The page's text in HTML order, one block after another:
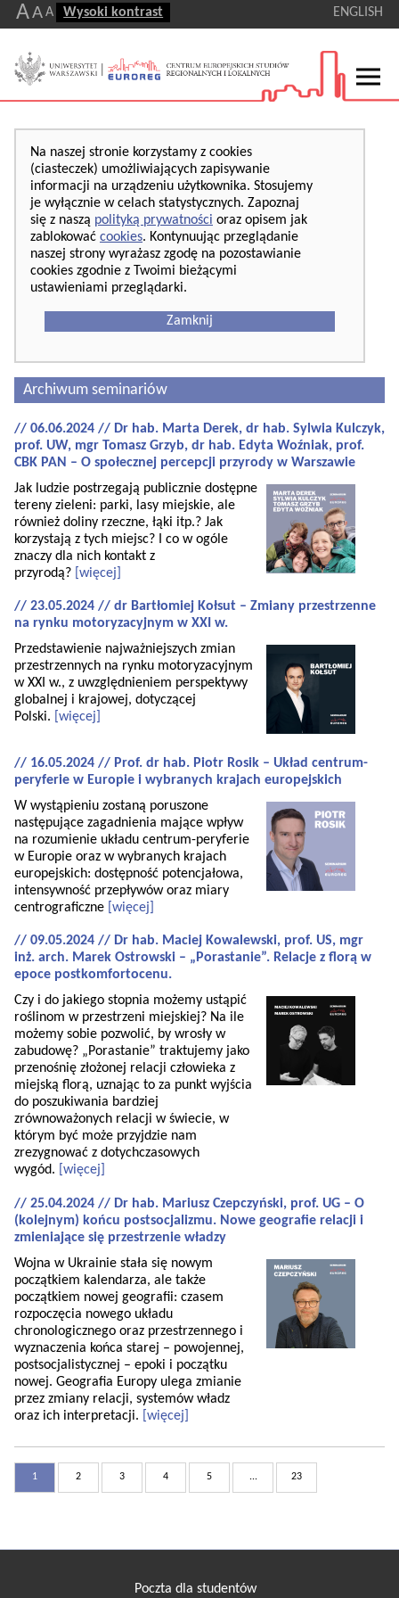
AA A Wysoki kontrast ENGLISH
Na naszej stronie korzystamy z cookies
(ciasteczek) umożliwiających zapisywanie
informacji na urządzeniu użytkownika. Stosujemy
je wyłącznie w celach statystycznych. Zapoznaj
się z naszą polityką prywatności oraz opisem jak
zablokować cookies. Kontynuując przeglądanie
naszej strony wyrażasz zgodę na pozostawianie
cookies zgodnie z Twoimi bieżącymi
ustawieniami przeglądarki.
Zamknij
Archiwum seminariów
// 06.06.2024 // Dr hab. Marta Derek, dr hab. Sylwia Kulczyk,
prof. UW, mgr Tomasz Grzyb, dr hab. Edyta Woźniak, prof.
CBK PAN – O społecznej percepcji przyrody w Warszawie
Jak ludzie postrzegają publicznie dostępne
tereny zieleni: parki, lasy miejskie, ale
również doliny rzeczne, łąki itp.? Jak
korzystają z tych miejsc? I co w ogóle
znaczy dla nich kontakt z
przyrodą? [więcej]
// 23.05.2024 // dr Bartłomiej Kołsut – Zmiany przestrzenne
na rynku motoryzacyjnym w XXI w.
Przedstawienie najważniejszych zmian
przestrzennych na rynku motoryzacyjnym
w XXI w., z uwzględnieniem perspektywy
globalnej i krajowej, dotyczącej
Polski.
[więcej]
// 16.05.2024 // Prof. dr hab. Piotr Rosik – Układ centrum-
peryferie w Europie i wybranych krajach europejskich
W wystąpieniu zostaną poruszone
następujące zagadnienia mające wpływ
na rozumienie układu centrum-peryferie
w Europie oraz w wybranych krajach
europejskich: dostępność potencjałowa,
intensywność przepływów oraz miary
centrograficzne [więcej]
// 09.05.2024 // Dr hab. Maciej Kowalewski, prof. US, mgr
inż. arch. Marek Ostrowski – „Porastanie”. Relacje z florą w
epoce postkomfortocenu.
Czy i do jakiego stopnia możemy ustąpić
roślinom w przestrzeni miejskiej? Na ile
możemy sobie pozwolić, by wrosły w
zabudowę? „Porastanie” traktujemy jako
przenośnię złożonej relacji człowieka z
miejską florą, uznając to za punkt wyjścia
do poszukiwania bardziej
zrównoważonych relacji w świecie, w
którym być może przyjdzie nam
zrezygnować z dotychczasowych
wygód.
[więcej]
// 25.04.2024 // Dr hab. Mariusz Czepczyński, prof. UG – O
(kolejnym) końcu postsocjalizmu. Nowe geografie relacji i
zmieniające się przestrzenie władzy
Wojna w Ukrainie stała się nowym
początkiem kalendarza, ale także
początkiem nowej geografii: czasem
rozpoczęcia nowego układu
chronologicznego oraz przestrzennego i
wyznaczenia końca starej – powojennej,
postsocjalistycznej – epoki i początku
nowej. Geografia Europy ulega zmianie
przez zmiany relacji, systemów władz
oraz ich interpretacji.
[więcej]
1 2 3 4 5 ... 23
Poczta dla studentów